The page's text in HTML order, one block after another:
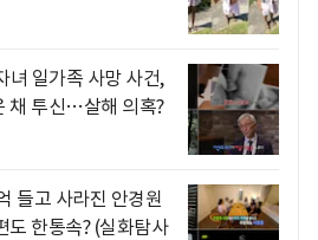
녀 일가족 사망 사건,
채 투신…살해 의혹?
들고 사라진 안경원
도 한통속? (실화탐사